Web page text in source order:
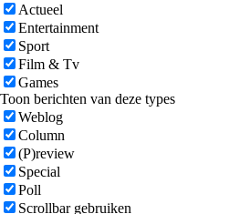
Actueel
Entertainment
Sport
Film & Tv
Games
Toon berichten van deze types
Weblog
Column
(P)review
Special
Poll
Scrollbar gebruiken